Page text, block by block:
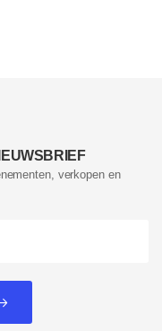
verkopen en